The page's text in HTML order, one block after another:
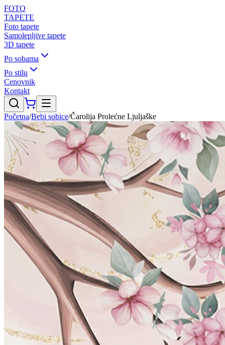
FOTO
TAPETE
Foto tapete
Samolepljive tapete
3D tapete
Po sobama
Po stilu
Cenovnik
Kontakt
Početna/Bebi sobice/Čarolija Prolećne Ljuljaške